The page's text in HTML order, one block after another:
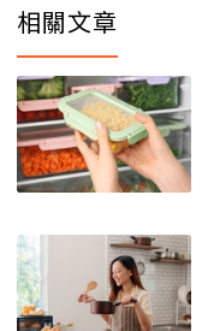
相關文章